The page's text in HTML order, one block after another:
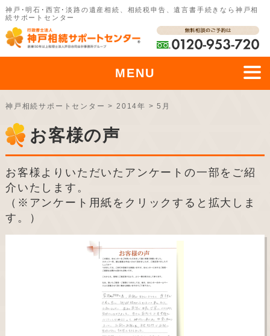
神戸･明石･西宮･淡路の遺産相続、相続税申告、遺言書手続きなら神戸相
続サポートセンター
MENU
神戸相続サポートセンター > 2014年 >5月
お客様の声
お客様よりいただいたアンケートの一部をご紹
介いたします。
（※アンケート用紙をクリックすると拡大しま
す。）